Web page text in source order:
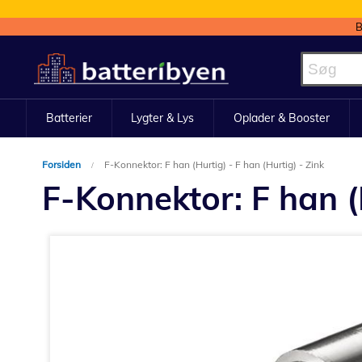
to
Content
Batterier Lygter & Lys Oplader & Booster
Forsiden F-Konnektor: F han (Hurtig) - F han (Hurtig) - Zink
F-Konnektor: F han